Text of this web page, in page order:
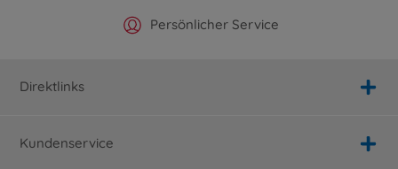
Offizieller Hersteller Shop
Persönlicher Service
Versandkostenfrei ab 25€
Schnelle Lieferung
Direktlinks
Kundenservice